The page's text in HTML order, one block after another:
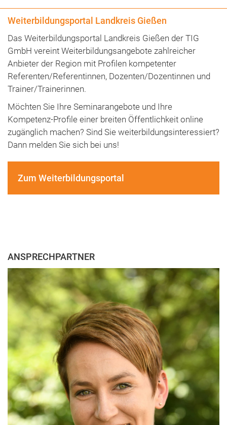
Weiterbildungsportal Landkreis Gießen
Das Weiterbildungsportal Landkreis Gießen der TIG
GmbH vereint Weiterbildungsangebote zahlreicher
Anbieter der Region mit Profilen kompetenter
Referenten/Referentinnen, Dozenten/Dozentinnen und
Trainer/Trainerinnen.
Möchten Sie Ihre Seminarangebote und Ihre
Kompetenz-Profile einer breiten Öffentlichkeit online
zugänglich machen? Sind Sie weiterbildungsinteressiert?
Dann melden Sie sich bei uns!
Zum Weiterbildungsportal
ANSPRECHPARTNER